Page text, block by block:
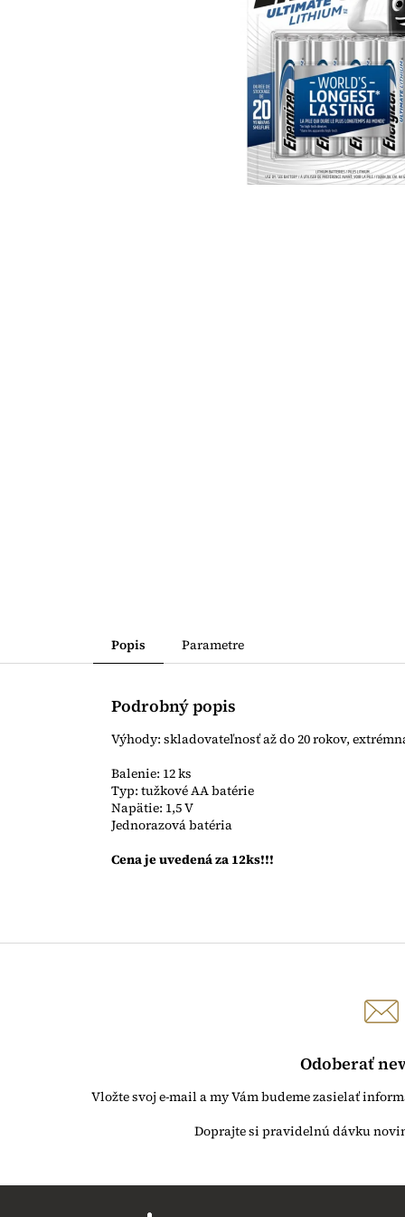
Popis Parametre
Podrobný popis
Výhody: skladovateľnosť až do 20 rokov,
Balenie: 12 ks
Typ: tužkové AA batérie
Napätie: 1,5 V
Jednorazová batéria
Cena je uvedená za 12ks!!!
Odoberať
Vložte svoj e-mail a my Vám budeme zasielať
Z